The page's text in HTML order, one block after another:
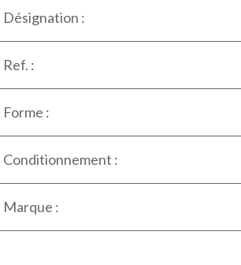
Désignation :
Ref. :
Forme :
Conditionnement :
Marque :